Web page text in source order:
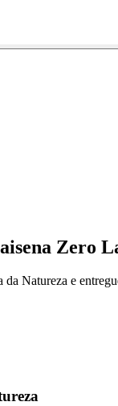
Zero
da Natureza e